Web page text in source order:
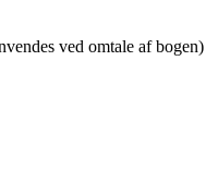
ved omtale af bogen)